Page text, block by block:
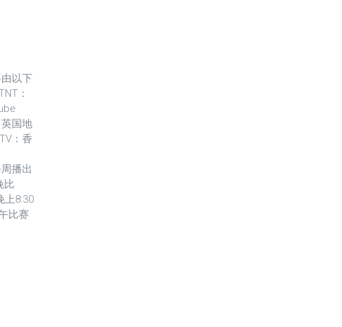
以下
：
国地
：香
播出
比
上8:30
比赛